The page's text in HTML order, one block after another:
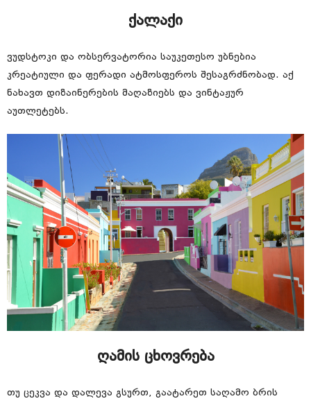
ქალაქი
ვუდსტოკი და ობსერვატორია საუკეთესო უბნებია
კრეატიული და ფერადი ატმოსფეროს შესაგრძნობად. აქ
ნახავთ დიზაინერების მაღაზიებს და ვინტაჟურ
აუთლეტებს.
ღამის ცხოვრება
თუ ცეკვა და დალევა გსურთ, გაატარეთ საღამო ბრის